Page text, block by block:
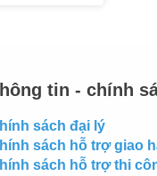
tin - chính
sách đại lý
sách hỗ trợ giao
sách hỗ trợ thi